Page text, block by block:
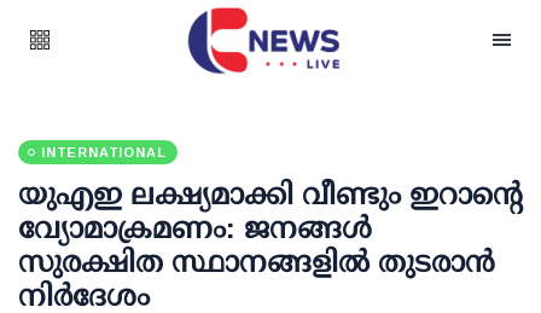
INTERNATIONAL
യുഎഇ ലക്ഷ്യമാക്കി വീണ്ടും ഇറാന്റെ
വ്യോമാക്രമണം: ജനങ്ങള്‍
സുരക്ഷിത സ്ഥാനങ്ങളില്‍ തുടരാന്‍
നിര്‍ദേശം